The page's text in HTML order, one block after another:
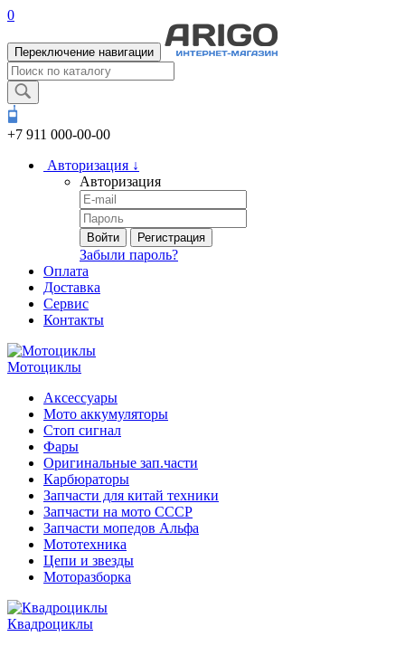
0
Переключение навигации
+7 911 000-00-00
Авторизация ↓
Авторизация
Войти Регистрация
Забыли пароль?
Оплата
Доставка
Сервис
Контакты
Мотоциклы
Аксессуары
Мото аккумуляторы
Стоп сигнал
Фары
Оригинальные зап.части
Карбюраторы
Запчасти для китай техники
Запчасти на мото СССР
Запчасти мопедов Альфа
Мототехника
Цепи и звезды
Моторазборка
Квадроциклы